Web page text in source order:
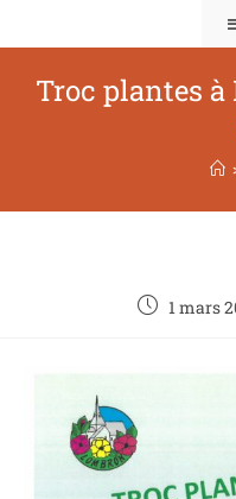
Troc plantes à
1 mars